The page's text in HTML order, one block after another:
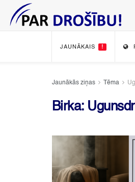
JAUNĀKAIS !
Jaunākās ziņas Tēma
Birka: